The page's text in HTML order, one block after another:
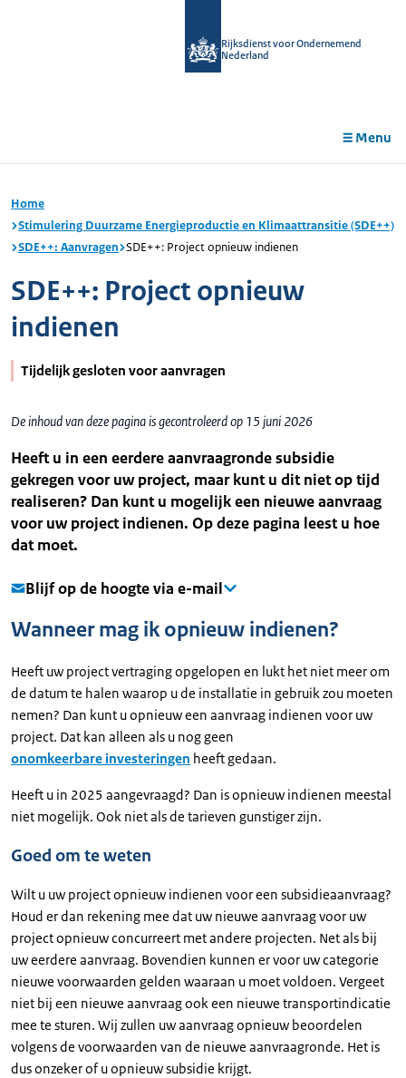
Rijksdienst voor Ondernemend
Nederland
Menu
Home
Stimulering Duurzame Energieproductie en Klimaattransitie (SDE++)
SDE++: Aanvragen SDE++: Project opnieuw indienen
SDE++: Project opnieuw
indienen
Tijdelijk gesloten voor aanvragen
De inhoud van deze pagina is gecontroleerd op 15 juni 2026
Heeft u in een eerdere aanvraagronde subsidie
gekregen voor uw project, maar kunt u dit niet op tijd
realiseren? Dan kunt u mogelijk een nieuwe aanvraag
voor uw project indienen. Op deze pagina leest u hoe
dat moet.
Blijf op de hoogte via e-mail
Wanneer mag ik opnieuw indienen?
Heeft uw project vertraging opgelopen en lukt het niet meer om
de datum te halen waarop u de installatie in gebruik zou moeten
nemen? Dan kunt u opnieuw een aanvraag indienen voor uw
project. Dat kan alleen als u nog geen
onomkeerbare investeringen heeft gedaan.
Heeft u in 2025 aangevraagd? Dan is opnieuw indienen meestal
niet mogelijk. Ook niet als de tarieven gunstiger zijn.
Goed om te weten
Wilt u uw project opnieuw indienen voor een subsidieaanvraag?
Houd er dan rekening mee dat uw nieuwe aanvraag voor uw
project opnieuw concurreert met andere projecten. Net als bij
uw eerdere aanvraag. Bovendien kunnen er voor uw categorie
nieuwe voorwaarden gelden waaraan u moet voldoen. Vergeet
niet bij een nieuwe aanvraag ook een nieuwe transportindicatie
mee te sturen. Wij zullen uw aanvraag opnieuw beoordelen
volgens de voorwaarden van de nieuwe aanvraagronde. Het is
dus onzeker of u opnieuw subsidie krijgt.